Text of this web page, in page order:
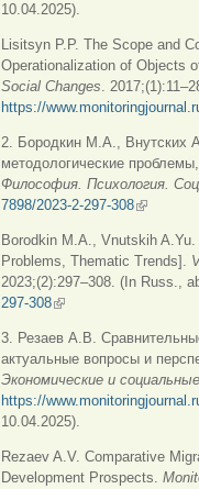
10.04.2025).
Lisitsyn P.P. The Scope and
Operationalization of Objects
Social Changes.
https://
2. Бородкин М.А., Внутских
методологические
Философия. Психология.
7898/2023-2-297-308(внешняя
Borodkin M.A., Vnutskih
Problems, Thematic Trends].
2023;(2):297–308. (In Russ.,
297-308(внешняя ссылка)
3. Резаев А.В.
актуальные вопросы и
Экономические и
https://
10.04.2025).
Rezaev A.V. Comparative
Development Prospects.